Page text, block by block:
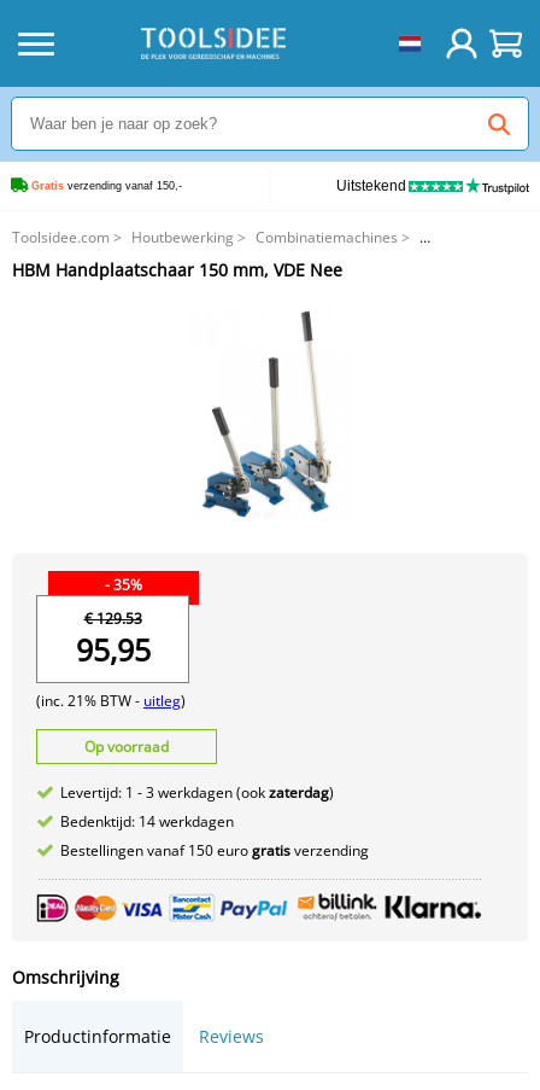
Gratis verzending vanaf 150,- Uitstekend
Toolsidee.com > Houtbewerking > Combinatiemachines >
HBM Handplaatschaar 150 mm, VDE Nee
HBM Handplaatschaar 150 mm, VDE Nee
- 35%
€ 129.53
95,95
(inc. 21% BTW - uitleg)
Op voorraad
Levertijd: 1 - 3 werkdagen (ookzaterdag)
Bedenktijd: 14 werkdagen
Bestellingen vanaf 150 eurogratisverzending
Omschrijving
Productinformatie Reviews